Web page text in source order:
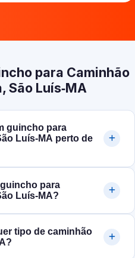
para Caminhão
São Luís‑MA
guincho para
Luís‑MA perto de
para
Luís‑MA?
tipo de caminhão